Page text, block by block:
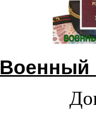
Военный